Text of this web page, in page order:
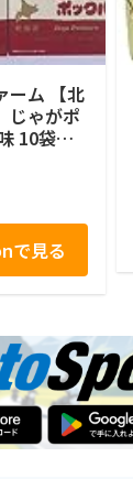
ーム 【北
じゃがポ
10袋入
で見る